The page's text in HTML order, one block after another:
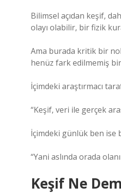
Bilimsel açıdan keşif,
olayı olabilir, bir fizik
Ama burada kritik bir
henüz fark edilmemiş
İçimdeki araştırmacı
“Keşif, veri ile gerçek
İçimdeki günlük ben ise
“Yani aslında orada
Keşif Ne